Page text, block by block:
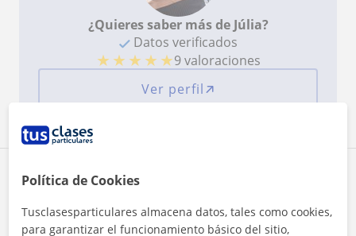
¿Quieres saber más de Júlia?
Datos verificados
★ ★ ★ ★ ★9 valoraciones
Ver perfil
Zona de Júlia
Localidades a las que se desplaza para dar clase
Política de Cookies
Tusclasesparticulares almacena datos, tales como cookies,
para garantizar el funcionamiento básico del sitio,